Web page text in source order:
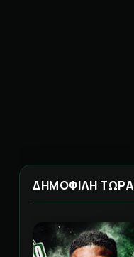
ΔΗΜΟΦΙΛΗ ΤΩΡΑ